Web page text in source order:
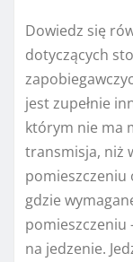
Dowiedz się
dotyczących
jest zupełnie
którym nie ma
transmisja, niż
pomieszczeniu
gdzie
pomieszczeniu
na jedzenie.